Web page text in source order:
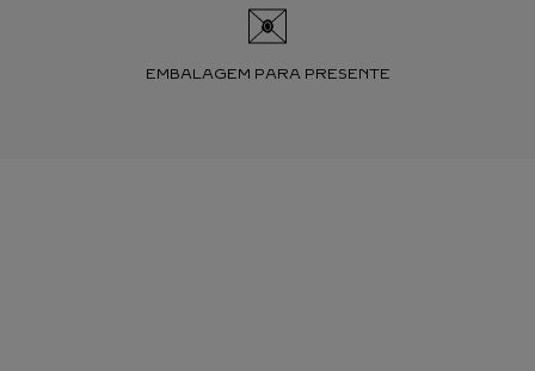
EMBALAGEM PARA PRESENTE